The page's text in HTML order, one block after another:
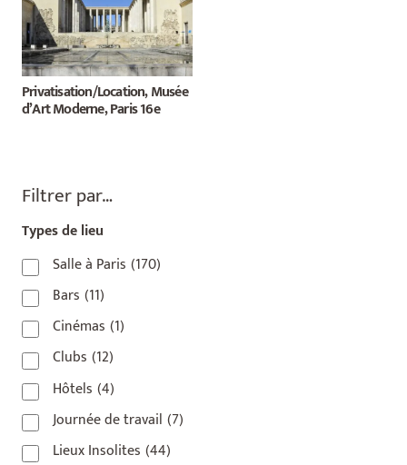
Privatisation/Location, Musée
d’Art Moderne, Paris 16e
Filtrer par…
Types de lieu
Salle à Paris (170)
Bars (11)
Cinémas (1)
Clubs (12)
Hôtels (4)
Journée de travail (7)
Lieux Insolites (44)